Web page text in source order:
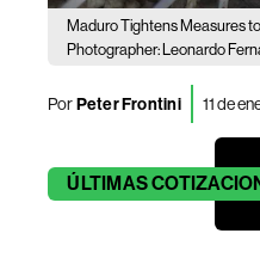
Maduro Tightens Measures
Photographer: Leonardo
PorPeter Frontini 11 de
ÚLTIMAS